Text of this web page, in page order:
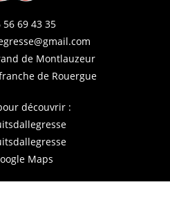
56 69 43 35
de Montlauzeur
de Rouergue
découvrir :
Maps